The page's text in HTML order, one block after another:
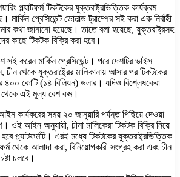
প্ল্যাটফর্ম টিকটকের যুক্তরাষ্ট্রভিত্তিক কার্যক্রম
প্রেসিডেন্ট ডোনাল্ড ট্রাম্পের সই করা এক নির্বাহী
কথা জানানো হয়েছে। তাতে বলা হয়েছে, যুক্তরাষ্ট্রসহ
কাছে টিকটক বিক্রি করা হবে।
সই করেন মার্কিন প্রেসিডেন্ট। পরে দেশটির ভাইস
চীন থেকে যুক্তরাষ্ট্রের মালিকানায় আসার পর টিকটকের
৪০০ কোটি (১৪ বিলিয়ন) ডলার। যদিও বিশ্লেষকেরা
থেকে এই মূল্য বেশ কম।
কার্যকরের সময় ২০ জানুয়ারি পর্যন্ত পিছিয়ে দেওয়া
ওই আইন অনুযায়ী, চীনা মালিকেরা টিকটক বিক্রি নিয়ে
প্ল্যাটফর্মটি। এরই মধ্যে টিকটকের যুক্তরাষ্ট্রভিত্তিক
থেকে আলাদা করা, বিনিয়োগকারী সংগ্রহ করা এবং চীন
চলবে।